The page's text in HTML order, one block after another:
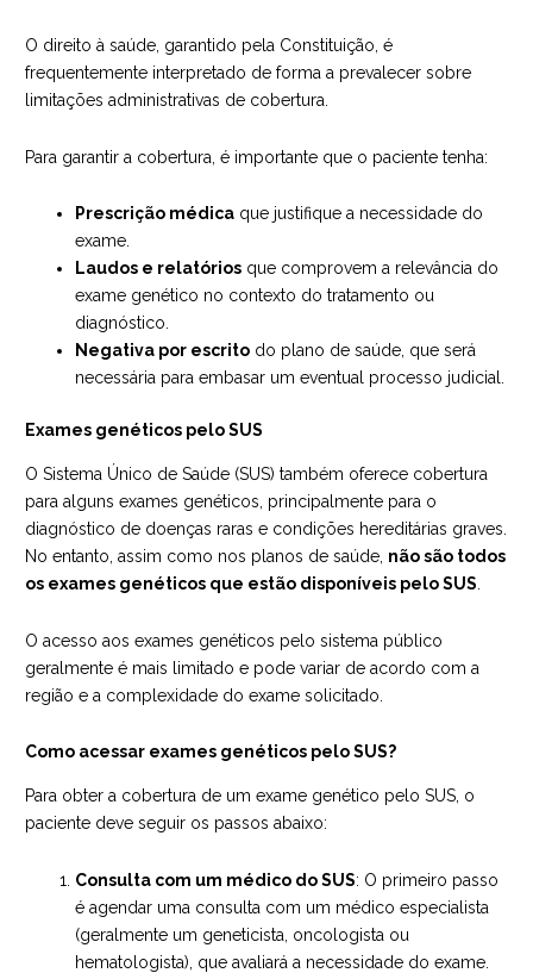
O direito à saúde, garantido pela Constituição, é
frequentemente interpretado de forma a prevalecer sobre
limitações administrativas de cobertura.
Para garantir a cobertura, é importante que o paciente tenha:
Prescrição médica que justifique a necessidade do
exame.
Laudos e relatórios que comprovem a relevância do
exame genético no contexto do tratamento ou
diagnóstico.
Negativa por escrito do plano de saúde, que será
necessária para embasar um eventual processo judicial.
Exames genéticos pelo SUS
O Sistema Único de Saúde (SUS) também oferece cobertura
para alguns exames genéticos, principalmente para o
diagnóstico de doenças raras e condições hereditárias graves.
No entanto, assim como nos planos de saúde, não são todos
os exames genéticos que estão disponíveis pelo SUS.
O acesso aos exames genéticos pelo sistema público
geralmente é mais limitado e pode variar de acordo com a
região e a complexidade do exame solicitado.
Como acessar exames genéticos pelo SUS?
Para obter a cobertura de um exame genético pelo SUS, o
paciente deve seguir os passos abaixo:
Consulta com um médico do SUS: O primeiro passo
é agendar uma consulta com um médico especialista
(geralmente um geneticista, oncologista ou
hematologista), que avaliará a necessidade do exame.